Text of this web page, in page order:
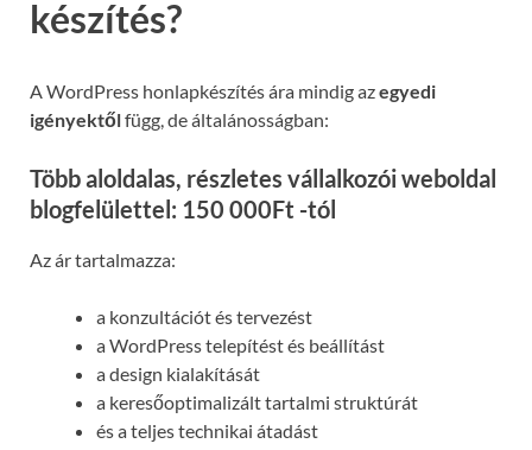
készítés?
A WordPress honlapkészítés ára mindig azegyedi
igényektőlfügg, de általánosságban:
Több aloldalas, részletes vállalkozói weboldal
blogfelülettel: 150 000Ft -tól
Az ár tartalmazza:
a konzultációt és tervezést
a WordPress telepítést és beállítást
a design kialakítását
a keresőoptimalizált tartalmi struktúrát
és a teljes technikai átadást